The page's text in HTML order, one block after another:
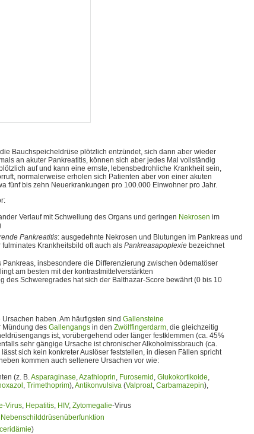
Bauchspeicheldrüse plötzlich entzündet, sich dann aber wieder
an akuter Pankreatitis, können sich aber jedes Mal vollständig
auf und kann eine ernste, lebensbedrohliche Krankheit sein,
normalerweise erholen sich Patienten aber von einer akuten
fünf bis zehn Neuerkrankungen pro 100.000 Einwohner pro Jahr.
Verlauf mit Schwellung des Organs und geringen Nekrosen im
Pankreatitis: ausgedehnte Nekrosen und Blutungen im Pankreas und
Krankheitsbild oft auch als Pankreasapoplexie bezeichnet
insbesondere die Differenzierung zwischen ödematöser
am besten mit der kontrastmittelverstärkten
des Schweregrades hat sich der Balthazar-Score bewährt (0 bis 10
haben. Am häufigsten sind Gallensteine
Mündung des Gallengangs in den Zwölffingerdarm, die gleichzeitig
ist, vorübergehend oder länger festklemmen (ca. 45%
sehr gängige Ursache ist chronischer Alkoholmissbrauch (ca.
sich kein konkreter Auslöser feststellen, in diesen Fällen spricht
kommen auch seltenere Ursachen vor wie:
(z. B.Asparaginase,Azathioprin, Furosemid , Glukokortikoide,
, Trimethoprim),Antikonvulsiva (Valproat, Carbamazepin),
Virus, Hepatitis, HIV, Zytomegalie-Virus
Nebenschilddrüsenüberfunktion
)